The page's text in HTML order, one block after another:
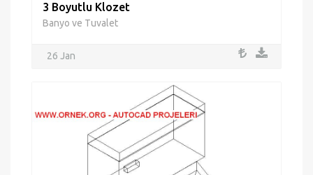
3 Boyutlu Klozet
Banyo ve Tuvalet
26 Jan